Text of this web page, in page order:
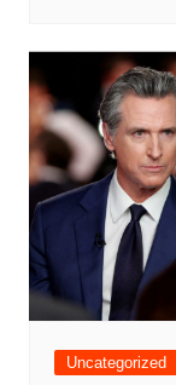
Uncategorized